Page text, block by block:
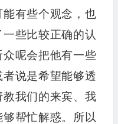
有些个观念，也
些比较正确的认
呢会把他有一些
说是希望能够透
我们的来宾、我
帮忙解惑。所以